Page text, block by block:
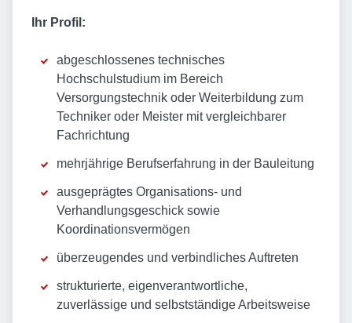
Ihr Profil:
abgeschlossenes technisches
Hochschulstudium im Bereich
Versorgungstechnik oder Weiterbildung zum
Techniker oder Meister mit vergleichbarer
Fachrichtung
mehrjährige Berufserfahrung in der Bauleitung
ausgeprägtes Organisations- und
Verhandlungsgeschick sowie
Koordinationsvermögen
überzeugendes und verbindliches Auftreten
strukturierte, eigenverantwortliche,
zuverlässige und selbstständige Arbeitsweise